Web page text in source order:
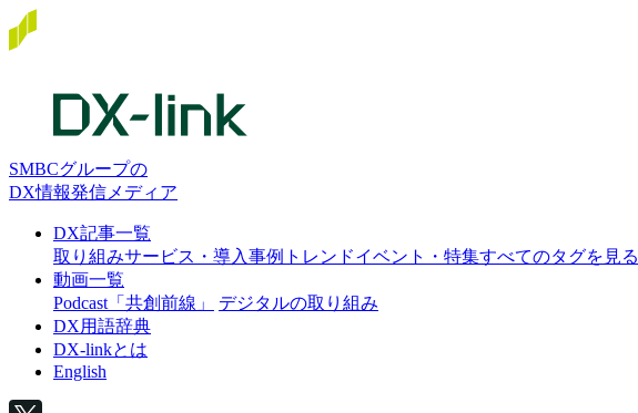
SMBCグループの
DX情報発信メディア
DX記事一覧
取り組みサービス・導入事例 トレンドイベント・特集すべてのタグを見る
動画一覧
Podcast「共創前線」
デジタルの取り組み
DX用語辞典
DX-linkとは
English